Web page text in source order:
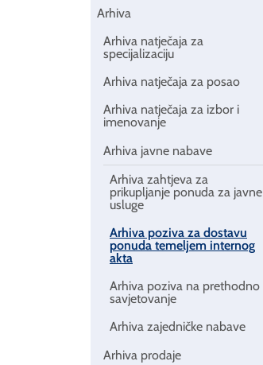
Arhiva
Arhiva natječaja za
specijalizaciju
Arhiva natječaja za posao
Arhiva natječaja za izbor i
imenovanje
Arhiva javne nabave
Arhiva zahtjeva za
prikupljanje ponuda za javne
usluge
Arhiva poziva za dostavu
ponuda temeljem internog
akta
Arhiva poziva na prethodno
savjetovanje
Arhiva zajedničke nabave
Arhiva prodaje